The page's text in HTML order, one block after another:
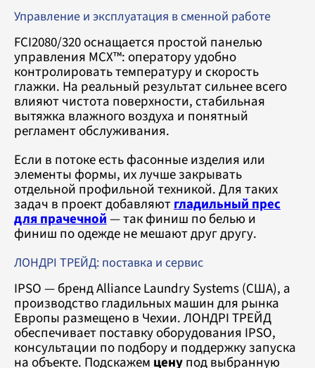
Управление и эксплуатация в сменной работе
FCI2080/320 оснащается простой панелью
управления MCX™: оператору удобно
контролировать температуру и скорость
глажки. На реальный результат сильнее всего
влияют чистота поверхности, стабильная
вытяжка влажного воздуха и понятный
регламент обслуживания.
Если в потоке есть фасонные изделия или
элементы формы, их лучше закрывать
отдельной профильной техникой. Для таких
задач в проект добавляютгладильный прес
для прачечной— так финиш по белью и
финиш по одежде не мешают друг другу.
ЛОНДРІ ТРЕЙД: поставка и сервис
IPSO — бренд Alliance Laundry Systems (США), а
производство гладильных машин для рынка
Европы размещено в Чехии. ЛОНДРІ ТРЕЙД
обеспечивает поставку оборудования IPSO,
консультации по подбору и поддержку запуска
на объекте. Подскажем ценупод выбранную